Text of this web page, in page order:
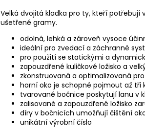
Velká dvojitá kladka pro ty, kteří
ušetřené gramy.
odolná, lehká a zároveň vysoce
ideální pro zvedací a záchranné
pro použití se statickými a
zapouzdřené kuličkové ložisko a
zkonstruovaná a optimalizovaná
horní oko je schopné pojmout až tři
tvarované bočnice poskytují lanu v
zalisované a zapouzdřené ložisko
díry v bočnicích umožňují čištění
unikátní výrobní číslo